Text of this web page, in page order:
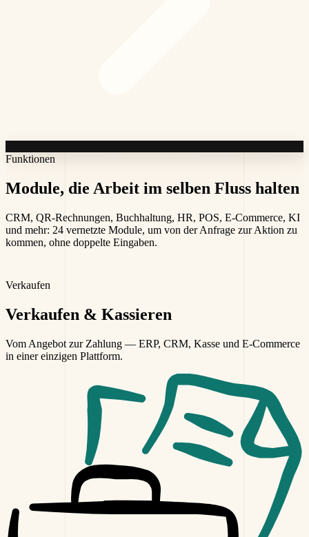
Funktionen
Module, die Arbeit im selben Fluss halten
CRM, QR-Rechnungen, Buchhaltung, HR, POS, E-Commerce, KI
und mehr: 24 vernetzte Module, um von der Anfrage zur Aktion zu
kommen, ohne doppelte Eingaben.
Verkaufen
Verkaufen & Kassieren
Vom Angebot zur Zahlung — ERP, CRM, Kasse und E-Commerce
in einer einzigen Plattform.